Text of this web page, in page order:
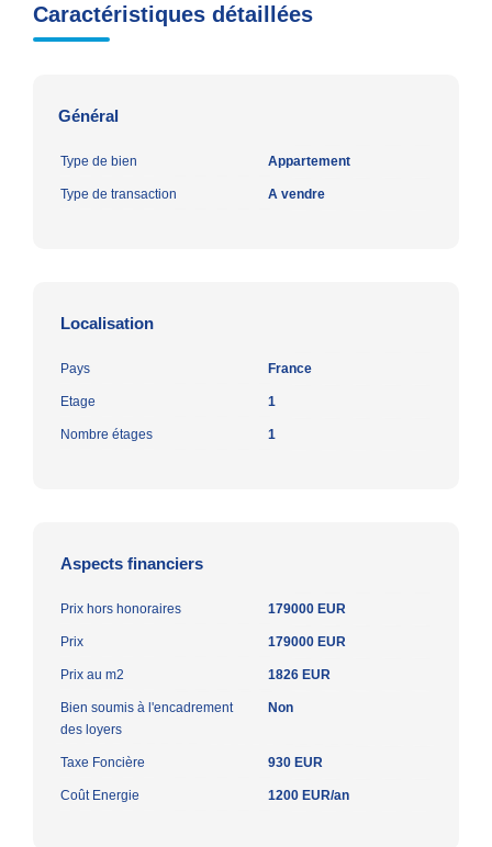
Caractéristiques détaillées
Général
Type de bien Appartement
Type de transaction A vendre
Localisation
Pays France
Etage 1
Nombre étages 1
Aspects financiers
Prix hors honoraires 179000 EUR
Prix 179000 EUR
Prix au m2 1826 EUR
Bien soumis à l'encadrement
des loyers
Non
Taxe Foncière 930 EUR
Coût Energie 1200 EUR/an